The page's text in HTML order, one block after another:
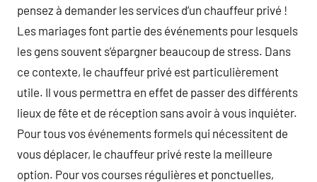
pensez à demander les services d’un chauffeur privé !
Les mariages font partie des événements pour lesquels
les gens souvent s’épargner beaucoup de stress. Dans
ce contexte, le chauffeur privé est particulièrement
utile. Il vous permettra en effet de passer des différents
lieux de fête et de réception sans avoir à vous inquiéter.
Pour tous vos événements formels qui nécessitent de
vous déplacer, le chauffeur privé reste la meilleure
option. Pour vos courses régulières et ponctuelles,